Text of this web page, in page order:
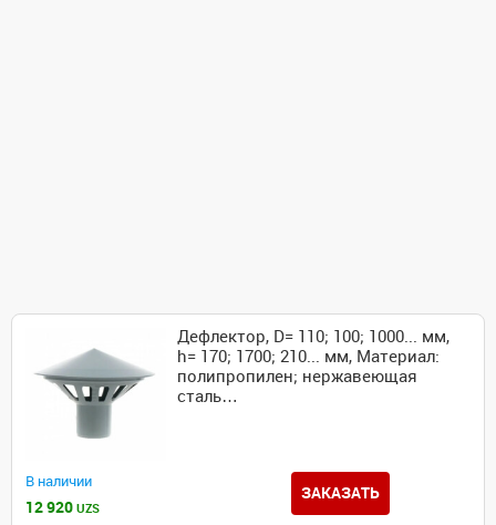
Дефлектор, D= 110; 100; 1000... мм,
h= 170; 1700; 210... мм, Материал:
полипропилен; нержавеющая
сталь…
В наличии
12 920 UZS
ЗАКАЗАТЬ